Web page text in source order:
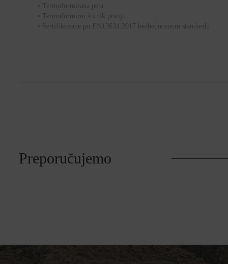
• Termoformirana peta
• Termoformirni štitnik prstiju
• Sertifikovane po EN13634:2017 bezbednosnom standardu
Preporučujemo